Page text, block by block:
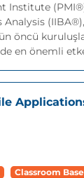
Institute
(IIBA®),
öncü
en önemli
Classroom